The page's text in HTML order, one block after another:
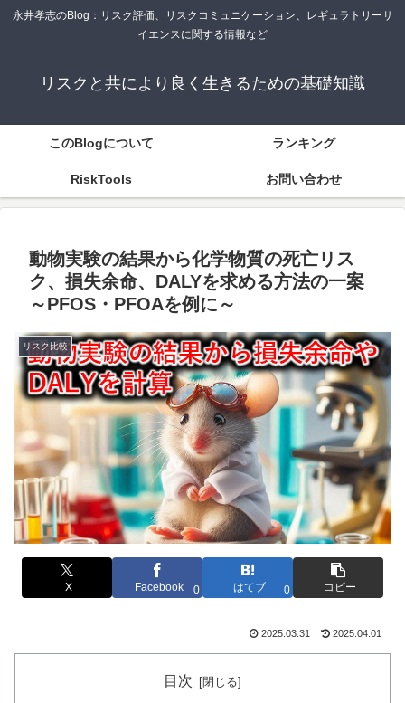
永井孝志のBlog：リスク評価、リスクコミュニケーション、レギュラトリーサ
イエンスに関する情報など
リスクと共により良く生きるための基礎知識
このBlogについて ランキング
RiskTools お問い合わせ
動物実験の結果から化学物質の死亡リス
ク、損失余命、DALYを求める方法の一案
～PFOS・PFOAを例に～
リスク比較
X Facebook 0 はてブ 0 コピー
2025.03.31 2025.04.01
目次